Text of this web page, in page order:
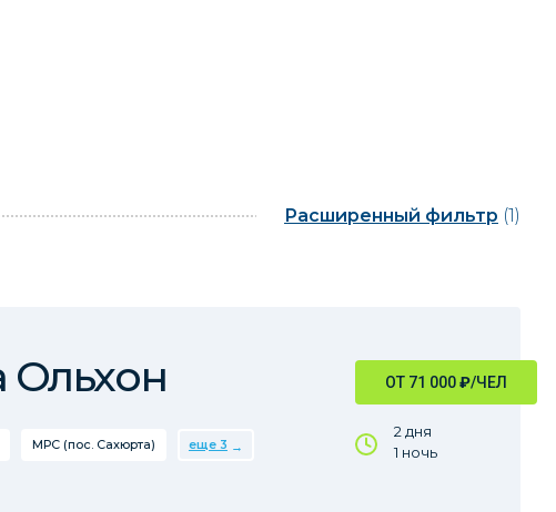
Расширенный фильтр (1)
ОТ 71 000₽/ЧЕЛ
2 дня
1 ночь
Ольхон
МРС (пос. Сахюрта) еще 3